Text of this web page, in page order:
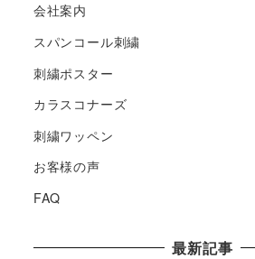
会社案内
スパンコール刺繍
刺繍ポスター
カラスコナーズ
刺繍ワッペン
お客様の声
FAQ
最新記事